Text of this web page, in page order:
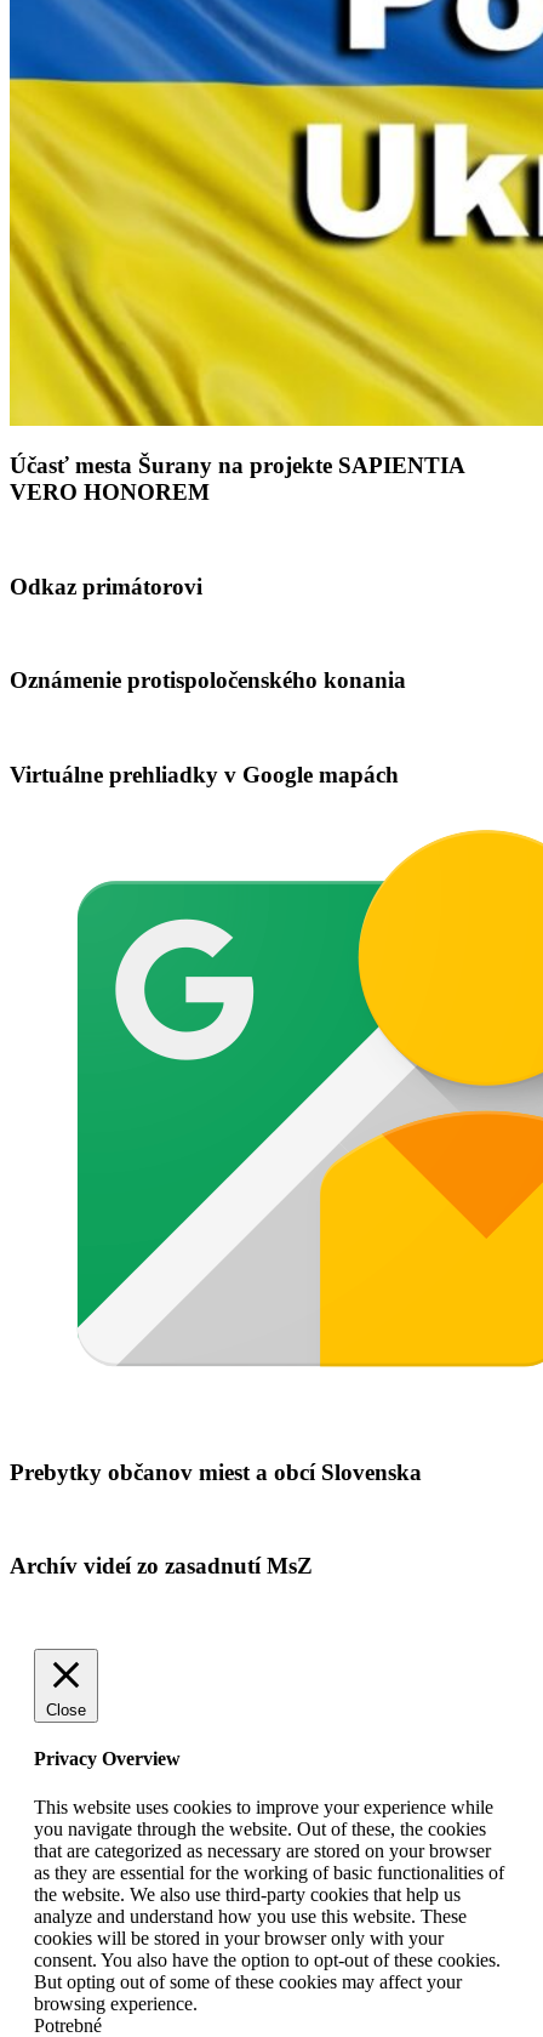
Účasť mesta Šurany na projekte SAPIENTIA
VERO HONOREM
Odkaz primátorovi
Oznámenie protispoločenského konania
Virtuálne prehliadky v Google mapách
Prebytky občanov miest a obcí Slovenska
Archív videí zo zasadnutí MsZ
Close
Privacy Overview
This website uses cookies to improve your experience while
you navigate through the website. Out of these, the cookies
that are categorized as necessary are stored on your browser
as they are essential for the working of basic functionalities of
the website. We also use third-party cookies that help us
analyze and understand how you use this website. These
cookies will be stored in your browser only with your
consent. You also have the option to opt-out of these cookies.
But opting out of some of these cookies may affect your
browsing experience.
Potrebné